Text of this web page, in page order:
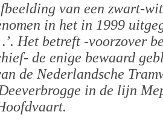
van een zwart-
in het in 1999
Het betreft -voorzover
de enige bewaard
de Nederlandsche
in de lijn